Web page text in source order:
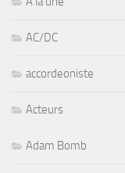
AC/DC
accordeoniste
Acteurs
Adam Bomb